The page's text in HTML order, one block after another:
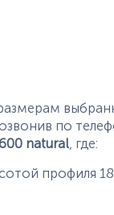
по
natural, где:
профиля